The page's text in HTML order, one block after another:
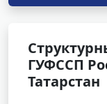
ГУФССП
Татарстан